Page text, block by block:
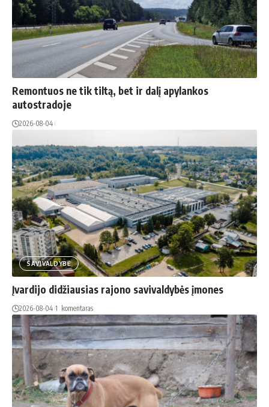
Remontuos ne tik tiltą, bet ir dalį apylankos
autostradoje
2026-08-04
SAVIVALDYBĖ
Įvardijo didžiausias rajono savivaldybės įmones
2026-08-04 1 komentaras